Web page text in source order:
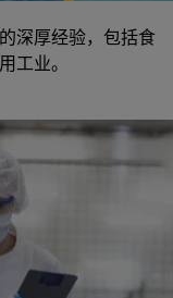
深厚经验，包括食
工业。